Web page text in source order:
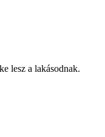
lesz a lakásodnak.